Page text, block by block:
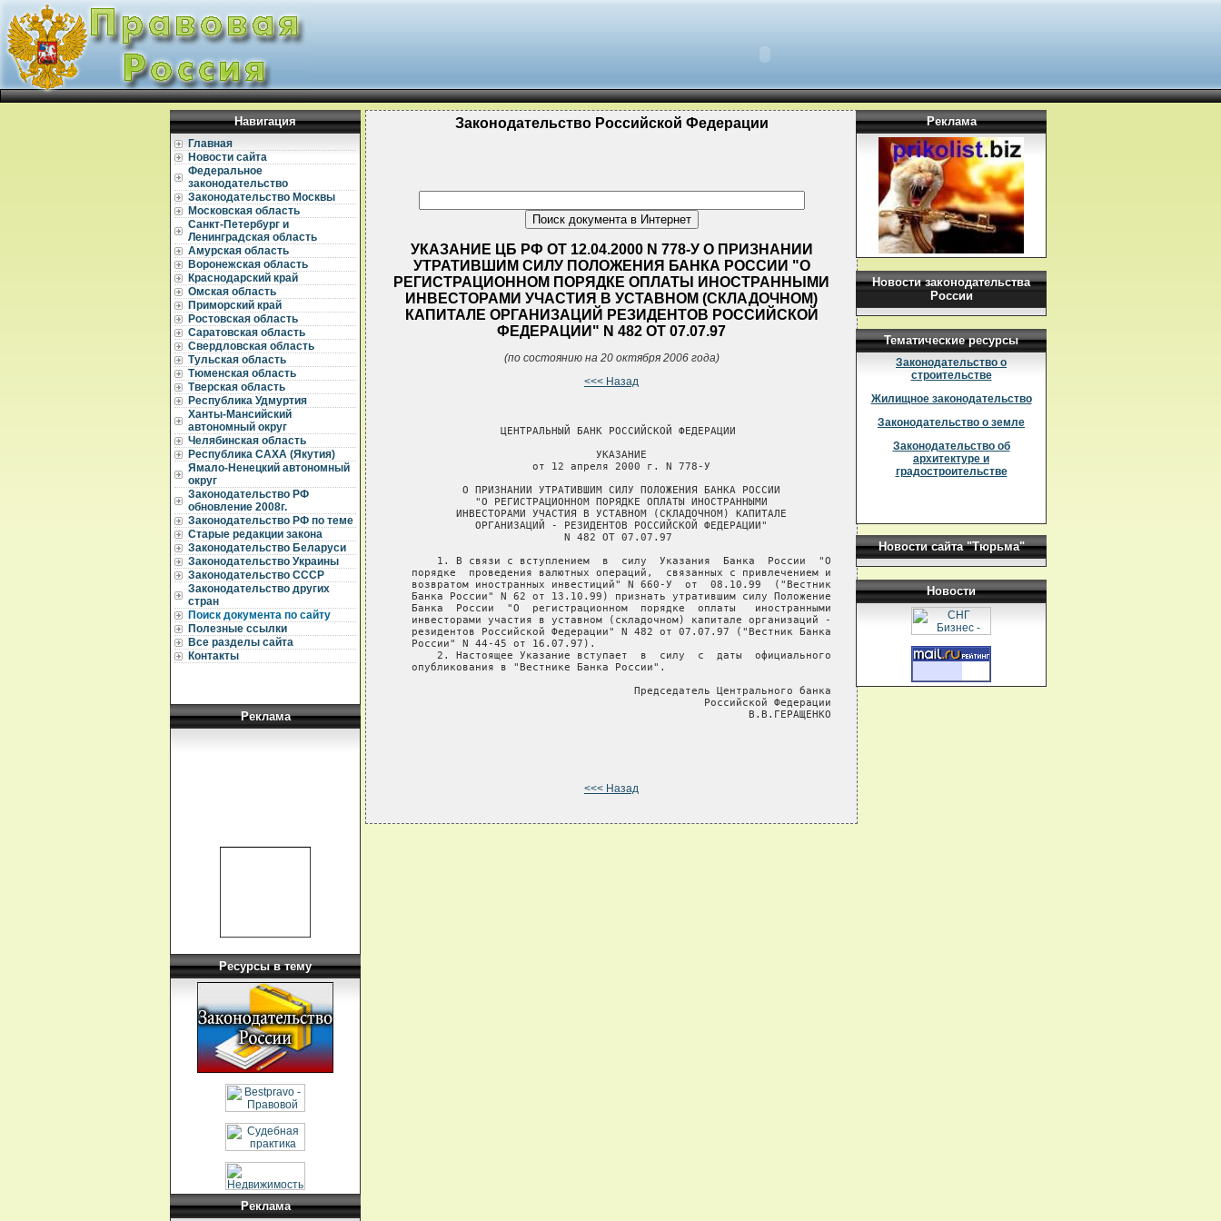
Навигация
Главная
Новости сайта
Федеральное
законодательство
Законодательство Москвы
Московская область
Санкт-Петербург и
Ленинградская область
Амурская область
Воронежская область
Краснодарский край
Омская область
Приморский край
Ростовская область
Саратовская область
Свердловская область
Тульская область
Тюменская область
Тверская область
Республика Удмуртия
Ханты-Мансийский
автономный округ
Челябинская область
Республика САХА (Якутия)
Ямало-Ненецкий автономный
округ
Законодательство РФ
обновление 2008г.
Законодательство РФ по теме
Старые редакции закона
Законодательство Беларуси
Законодательство Украины
Законодательство СССР
Законодательство других
стран
Поиск документа по сайту
Полезные ссылки
Все разделы сайта
Контакты
Реклама
Ресурсы в тему
Реклама
Законодательство Российской Федерации
УКАЗАНИЕ ЦБ РФ ОТ 12.04.2000 N 778-У О ПРИЗНАНИИ
УТРАТИВШИМ СИЛУ ПОЛОЖЕНИЯ БАНКА РОССИИ "О
РЕГИСТРАЦИОННОМ ПОРЯДКЕ ОПЛАТЫ ИНОСТРАННЫМИ
ИНВЕСТОРАМИ УЧАСТИЯ В УСТАВНОМ (СКЛАДОЧНОМ)
КАПИТАЛЕ ОРГАНИЗАЦИЙ РЕЗИДЕНТОВ РОССИЙСКОЙ
ФЕДЕРАЦИИ" N 482 ОТ 07.07.97
(по состоянию на 20 октября 2006 года)
<<< Назад
                 ЦЕНТРАЛЬНЫЙ БАНК РОССИЙСКОЙ ФЕДЕРАЦИИ
                                УКАЗАНИЕ
                      от 12 апреля 2000 г. N 778-У
           О ПРИЗНАНИИ УТРАТИВШИМ СИЛУ ПОЛОЖЕНИЯ БАНКА РОССИИ
             "О РЕГИСТРАЦИОННОМ ПОРЯДКЕ ОПЛАТЫ ИНОСТРАННЫМИ
          ИНВЕСТОРАМИ УЧАСТИЯ В УСТАВНОМ (СКЛАДОЧНОМ) КАПИТАЛЕ
             ОРГАНИЗАЦИЙ - РЕЗИДЕНТОВ РОССИЙСКОЙ ФЕДЕРАЦИИ"
                           N 482 ОТ 07.07.97
       1. В связи с вступлением  в  силу  Указания  Банка  России  "О
   порядке  проведения валютных операций,  связанных с привлечением и
   возвратом иностранных инвестиций" N 660-У  от  08.10.99  ("Вестник
   Банка России" N 62 от 13.10.99) признать утратившим силу Положение
   Банка  России  "О  регистрационном  порядке  оплаты   иностранными
   инвесторами участия в уставном (складочном) капитале организаций -
   резидентов Российской Федерации" N 482 от 07.07.97 ("Вестник Банка
   России" N 44-45 от 16.07.97).
       2. Настоящее Указание вступает  в  силу  с  даты  официального
   опубликования в "Вестнике Банка России".
                                      Председатель Центрального банка
                                                 Российской Федерации
                                                        В.В.ГЕРАЩЕНКО
<<< Назад
Реклама
Новости законодательства
России
Тематические ресурсы
Законодательство о
строительстве
Жилищное законодательство
Законодательство о земле
Законодательство об
архитектуре и
градостроительстве
Новости сайта "Тюрьма"
Новости